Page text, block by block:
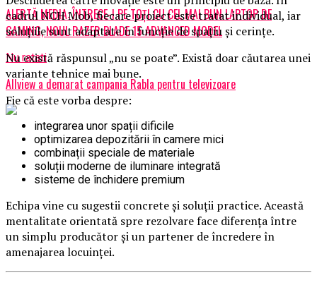
ALERTĂ MEDIA: ÎNTRECE-I PE TOȚI CU CEL MAI BUN LAPTOP DE
GAMING, NOUL RAZER BLADE 15 ADVANCED MODEL
Nu ratati
Allview a demarat campania Rabla pentru televizoare
cadrul NCH Mob, fiecare proiect este tratat individual, iar
soluțiile sunt adaptate în funcție de spațiu și cerințe.
Nu există răspunsul „nu se poate”. Există doar căutarea unei
variante tehnice mai bune.
Fie că este vorba despre:
integrarea unor spații dificile
optimizarea depozitării în camere mici
combinații speciale de materiale
soluții moderne de iluminare integrată
sisteme de închidere premium
Echipa vine cu sugestii concrete și soluții practice. Această
mentalitate orientată spre rezolvare face diferența între
un simplu producător și un partener de încredere în
amenajarea locuinței.